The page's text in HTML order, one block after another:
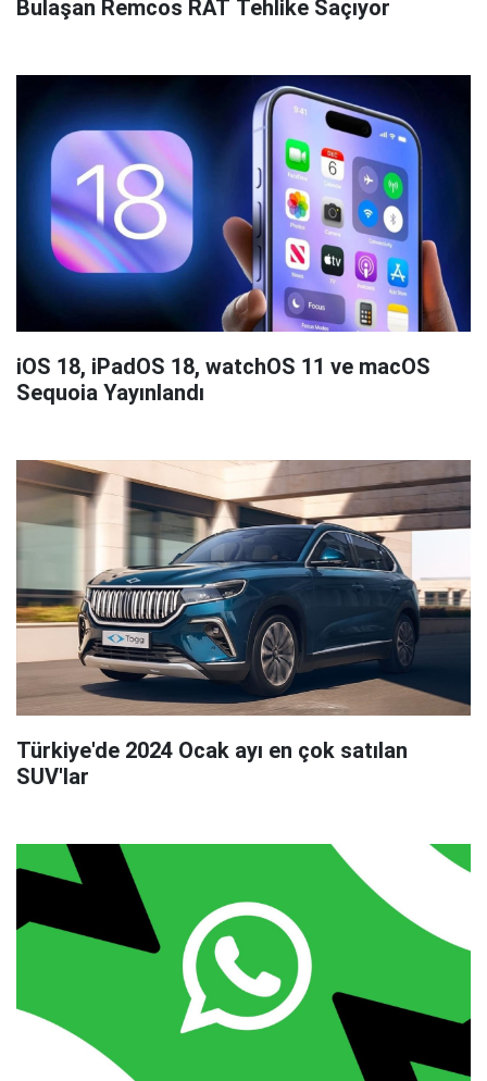
Bulaşan Remcos RAT Tehlike Saçıyor
iOS 18, iPadOS 18, watchOS 11 ve macOS
Sequoia Yayınlandı
Türkiye'de 2024 Ocak ayı en çok satılan
SUV'lar